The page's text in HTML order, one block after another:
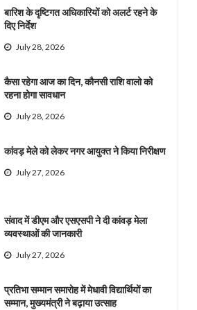
बारिश के दृष्टिगत अधिकारियों को अलर्ट रहने के
दिए निर्देश
July 28, 2026
कैसा रहेगा आज का दिन, कौनसी राशि वालो को
रहना होगा सावधान
July 28, 2026
कांवड़ मेले को लेकर नगर आयुक्त ने किया निरीक्षण
July 27, 2026
संवाद में डीएम और एसएसपी ने दी कांवड़ मेला
व्यवस्थाओं की जानकारी
July 27, 2026
प्रतिभा सम्मान समारोह में मेधावी विद्यार्थियों का
सम्मान, मुख्यमंत्री ने बढ़ाया उत्साह